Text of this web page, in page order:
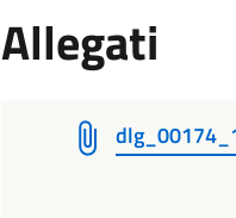
Allegati